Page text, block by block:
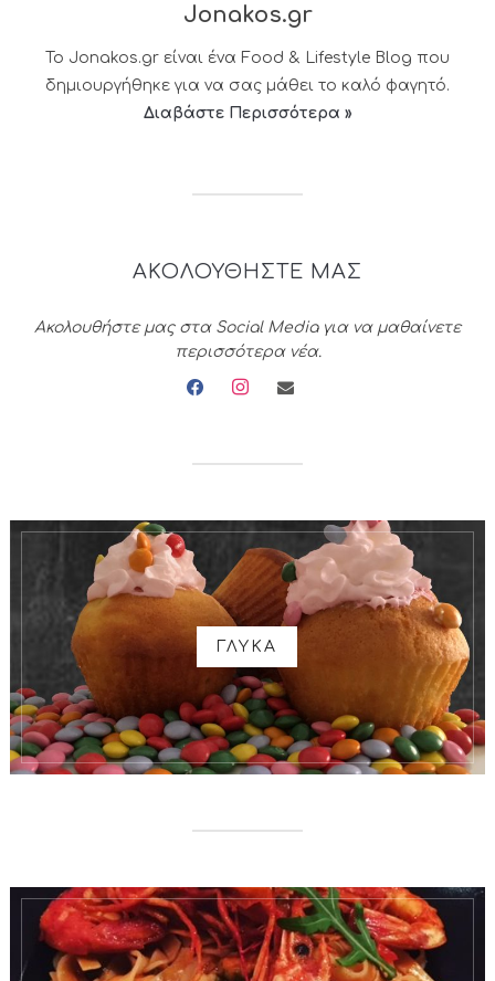
Jonakos.gr
Το Jonakos.gr είναι ένα Food & Lifestyle Blog που
δημιουργήθηκε για να σας μάθει το καλό φαγητό.
Διαβάστε Περισσότερα »
ΑΚΟΛΟΥΘΗΣΤΕ ΜΑΣ
Ακολουθήστε μας στα Social Media για να μαθαίνετε
περισσότερα νέα.
facebookinstagramenvelope
ΓΛΥΚΑ